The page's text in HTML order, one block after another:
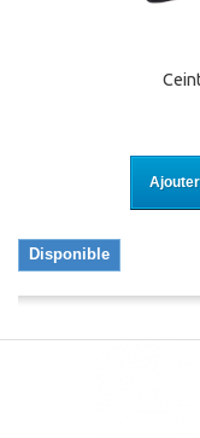
Disponible